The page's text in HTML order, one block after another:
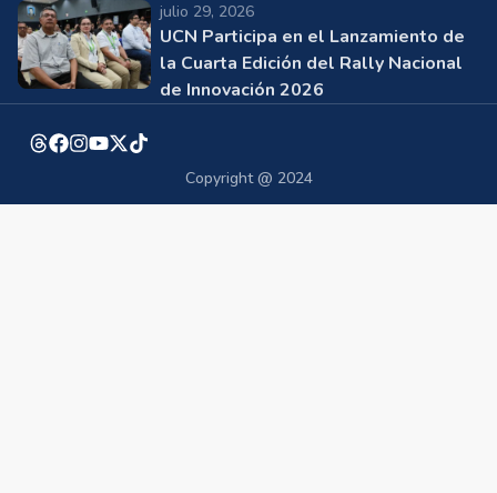
julio 29, 2026
UCN Participa en el Lanzamiento de
la Cuarta Edición del Rally Nacional
de Innovación 2026
Copyright @ 2024